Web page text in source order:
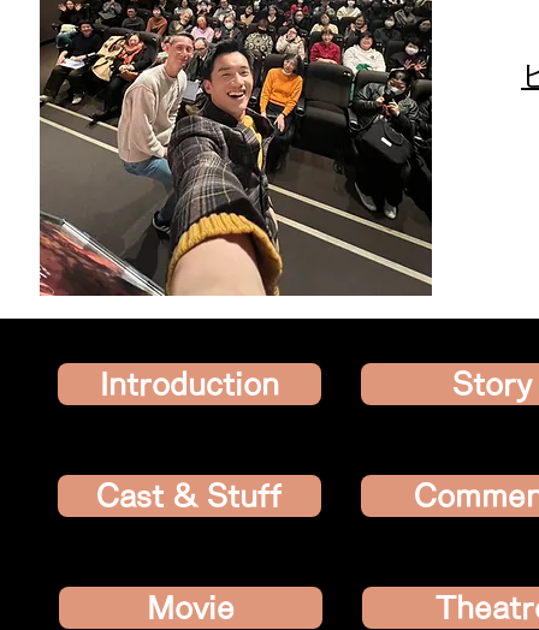
Introduction Story
Cast & Stuff
Movie